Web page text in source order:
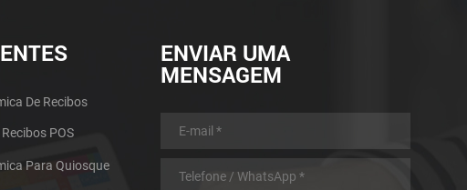
De Recibos
POS
Para Quiosque
ENVIAR UMA
MENSAGEM